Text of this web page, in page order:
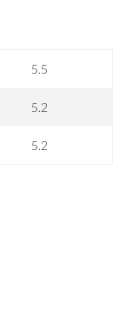
5.5
5.2
5.2